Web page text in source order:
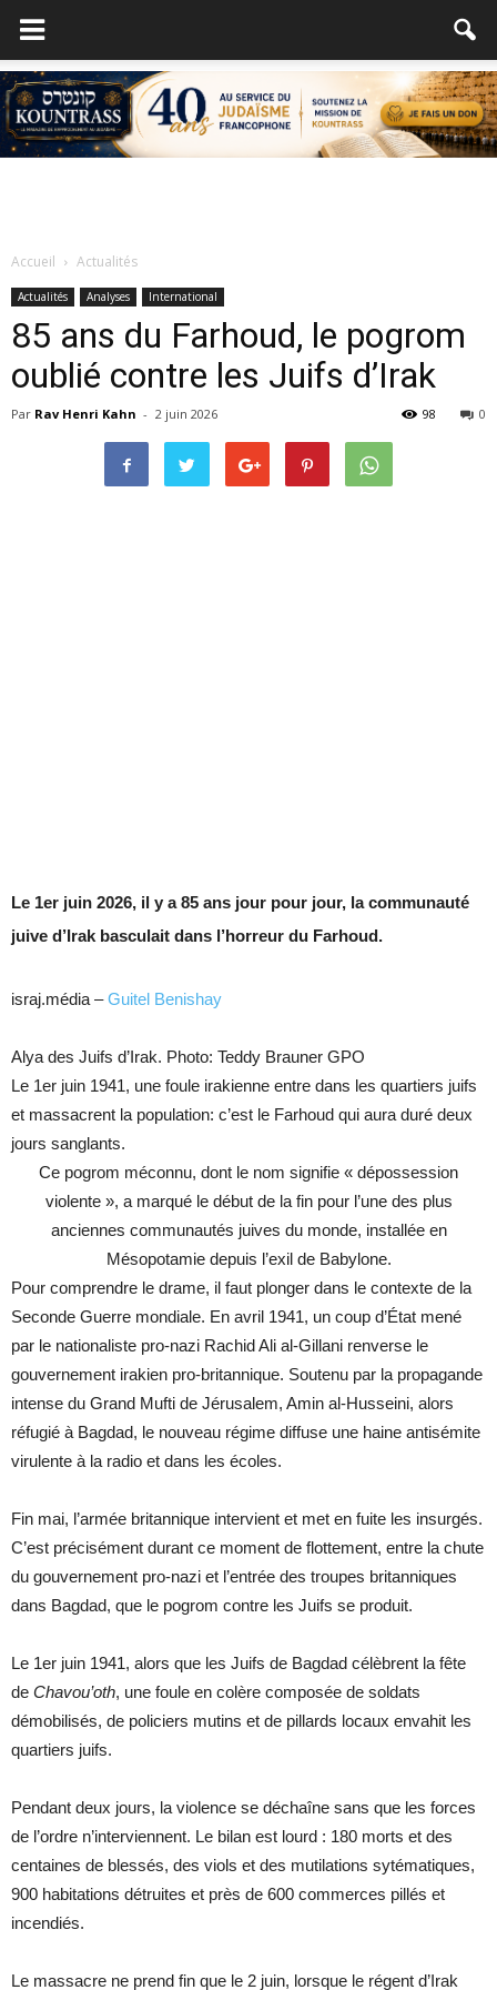
Accueil Actualités
Actualités Analyses International
85 ans du Farhoud, le pogrom
oublié contre les Juifs d’Irak
Par Rav Henri Kahn - 2 juin 2026 0
98
Le 1er juin 2026, il y a 85 ans jour pour jour, la communauté
juive d’Irak basculait dans l’horreur du Farhoud.
israj.média –Guitel Benishay
Alya des Juifs d’Irak. Photo: Teddy Brauner GPO
Le 1er juin 1941, une foule irakienne entre dans les quartiers juifs
et massacrent la population: c’est le Farhoud qui aura duré deux
jours sanglants.
Ce pogrom méconnu, dont le nom signifie « dépossession
violente », a marqué le début de la fin pour l’une des plus
anciennes communautés juives du monde, installée en
Mésopotamie depuis l’exil de Babylone.
Pour comprendre le drame, il faut plonger dans le contexte de la
Seconde Guerre mondiale. En avril 1941, un coup d’État mené
par le nationaliste pro-nazi Rachid Ali al-Gillani renverse le
gouvernement irakien pro-britannique. Soutenu par la propagande
intense du Grand Mufti de Jérusalem, Amin al-Husseini, alors
réfugié à Bagdad, le nouveau régime diffuse une haine antisémite
virulente à la radio et dans les écoles.
Fin mai, l’armée britannique intervient et met en fuite les insurgés.
C’est précisément durant ce moment de flottement, entre la chute
du gouvernement pro-nazi et l’entrée des troupes britanniques
dans Bagdad, que le pogrom contre les Juifs se produit.
Le 1er juin 1941, alors que les Juifs de Bagdad célèbrent la fête
de Chavou’oth, une foule en colère composée de soldats
démobilisés, de policiers mutins et de pillards locaux envahit les
quartiers juifs.
Pendant deux jours, la violence se déchaîne sans que les forces
de l’ordre n’interviennent. Le bilan est lourd : 180 morts et des
centaines de blessés, des viols et des mutilations sytématiques,
900 habitations détruites et près de 600 commerces pillés et
incendiés.
Le massacre ne prend fin que le 2 juin, lorsque le régent d’Irak